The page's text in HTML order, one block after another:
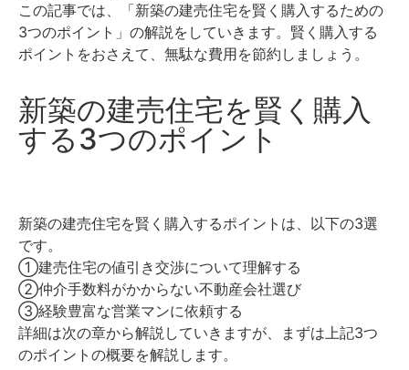
この記事では、「新築の建売住宅を賢く購入するための
3つのポイント」の解説をしていきます。 賢く購入する
ポイントをおさえて、無駄な費用を節約しましょう。
新築の建売住宅を賢く購入
する3つのポイント
新築の建売住宅を賢く購入するポイントは、以下の3選
です。
①建売住宅の値引き交渉について理解する
②仲介手数料がかからない不動産会社選び
③経験豊富な営業マンに依頼する
詳細は次の章から解説していきますが、まずは上記3つ
のポイントの概要を解説します。